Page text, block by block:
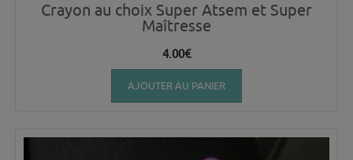
Crayon au choix Super Atsem et Super
Maîtresse
4.00€
AJOUTER AU PANIER